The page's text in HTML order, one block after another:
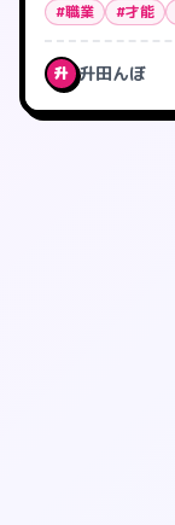
#職業 #才能
升 升田んぼ